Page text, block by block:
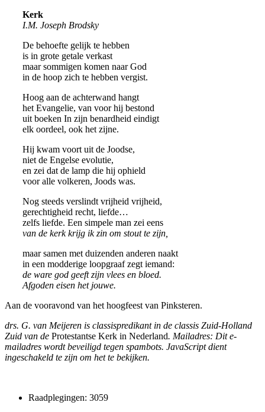
Kerk
I.M. Joseph Brodsky
De behoefte gelijk te hebben
is in grote getale verkast
maar sommigen komen naar God
in de hoop zich te hebben vergist.
Hoog aan de achterwand hangt
het Evangelie, van voor hij bestond
uit boeken In zijn benardheid eindigt
elk oordeel, ook het zijne.
Hij kwam voort uit de Joodse,
niet de Engelse evolutie,
en zei dat de lamp die hij ophield
voor alle volkeren, Joods was.
Nog steeds verslindt vrijheid vrijheid,
gerechtigheid recht, liefde…
zelfs liefde. Een simpele man zei eens
van de kerk krijg ik zin om stout te zijn,
maar samen met duizenden anderen naakt
in een modderige loopgraaf zegt iemand:
de ware god geeft zijn vlees en bloed.
Afgoden eisen het jouwe.
Aan de vooravond van het hoogfeest van Pinksteren.
drs. G. van Meijeren is classispredikant in de classis Zuid-Holland
Zuid van de Protestantse Kerk in Nederland. Mailadres: Dit e-
mailadres wordt beveiligd tegen spambots. JavaScript dient
ingeschakeld te zijn om het te bekijken.
Raadplegingen: 3059